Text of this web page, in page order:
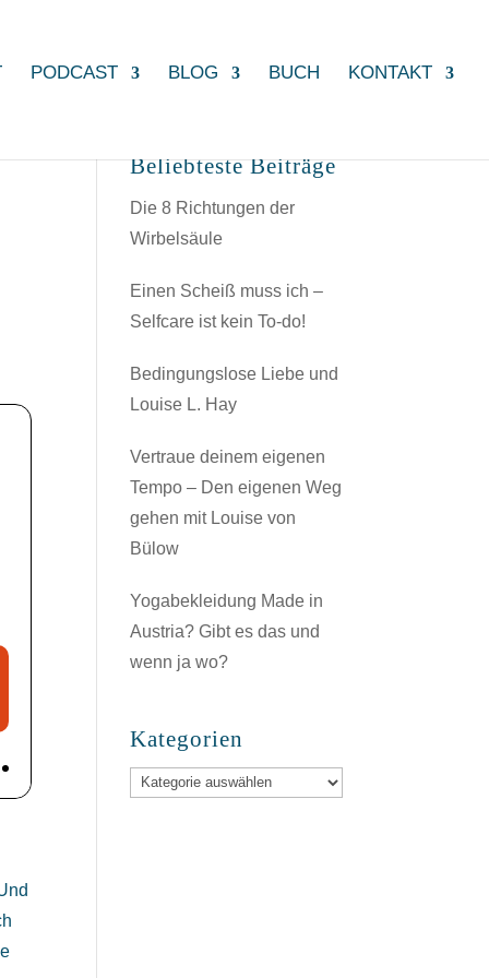
PODCAST BLOG BUCH KONTAKT
Beliebteste Beiträge
Die 8 Richtungen der
Wirbelsäule
Einen Scheiß muss ich –
Selfcare ist kein To-do!
Bedingungslose Liebe und
Louise L. Hay
Vertraue deinem eigenen
Tempo – Den eigenen Weg
gehen mit Louise von
Bülow
Yogabekleidung Made in
Austria? Gibt es das und
wenn ja wo?
Kategorien
Kategorien